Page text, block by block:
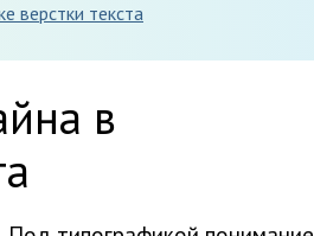
верстки текста
в